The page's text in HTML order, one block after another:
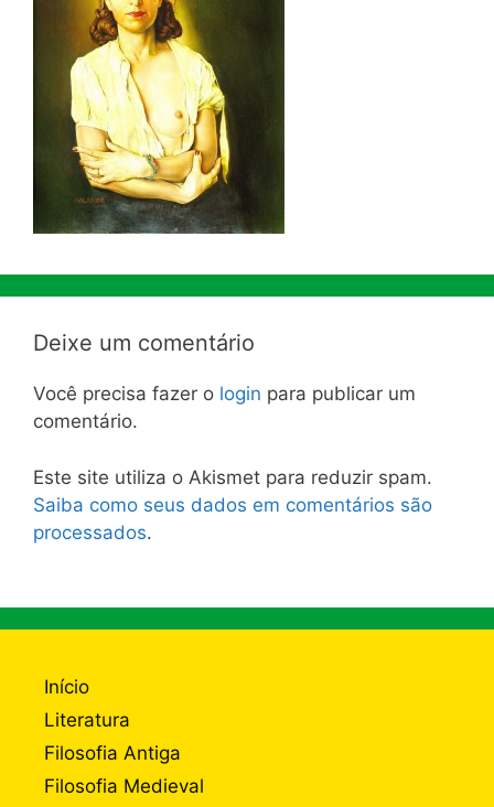
Deixe um comentário
Você precisa fazer o login para publicar um
comentário.
Este site utiliza o Akismet para reduzir spam.
Saiba como seus dados em comentários são
processados.
Início
Literatura
Filosofia Antiga
Filosofia Medieval